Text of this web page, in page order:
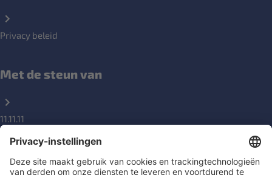
Privacy beleid
Met de steun van
11.11.11
DGD